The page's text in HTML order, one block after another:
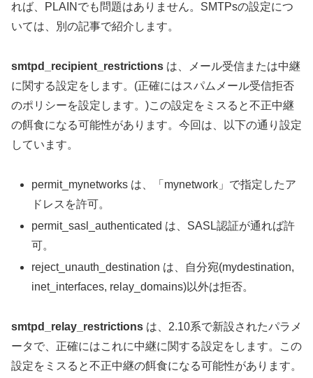
れば、PLAINでも問題はありません。SMTPsの設定につ
いては、別の記事で紹介します。
smtpd_recipient_restrictions は、メール受信または中継
に関する設定をします。(正確にはスパムメール受信拒否
のポリシーを設定します。)この設定をミスると不正中継
の餌食になる可能性があります。今回は、以下の通り設定
しています。
permit_mynetworks は、「mynetwork」で指定したア
ドレスを許可。
permit_sasl_authenticated は、SASL認証が通れば許
可。
reject_unauth_destination は、自分宛(mydestination,
inet_interfaces, relay_domains)以外は拒否。
smtpd_relay_restrictions は、2.10系で新設されたパラメ
ータで、正確にはこれに中継に関する設定をします。この
設定をミスると不正中継の餌食になる可能性があります。